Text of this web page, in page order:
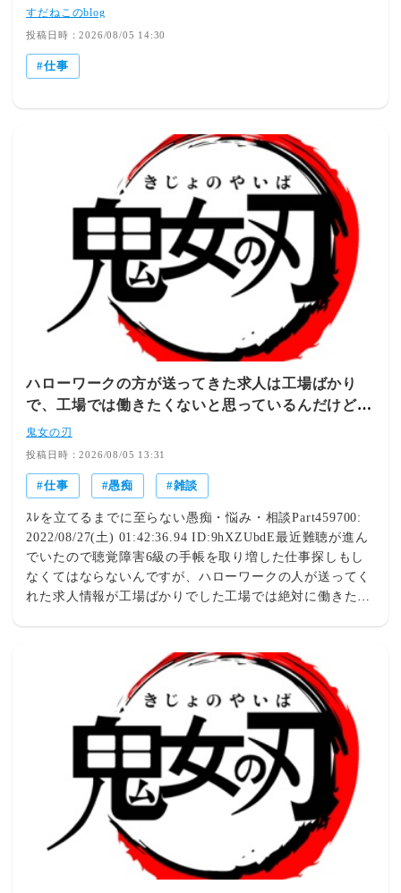
すだねこのblog
投稿日時：2026/08/05 14:30
仕事
ハローワークの方が送ってきた求人は工場ばかり
で、工場では働きたくないと思っているんだけど、
わがままでしょうか。
鬼女の刃
投稿日時：2026/08/05 13:31
仕事 愚痴 雑談
ｽﾚを立てるまでに至らない愚痴・悩み・相談Part459700:
2022/08/27(土) 01:42:36.94 ID:9hXZUbdE最近難聴が進ん
でいたので聴覚障害6級の手帳を取り増した仕事探しもし
なくてはならないんですが、ハローワークの人が送ってく
れた求人情報が工場ばかりでした工場では絶対に働きたく